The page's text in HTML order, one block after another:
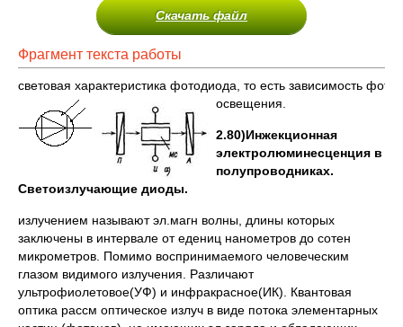
Скачать файл
Фрагмент текста работы
световая характеристика фотодиода, то есть зависимость
освещения.
2.80)Инжекционная
электролюминесценция в
полупроводниках.
Светоизлучающие диоды.
излучением называют эл.магн волны, длины которых
заключены в интервале от едениц нанометров до сотен
микрометров. Помимо воспринимаемого человеческим
глазом видимого излучения. Различают
ультрофиолетовое(УФ) и инфракрасное(ИК). Квантовая
оптика рассм оптическое излуч в виде потока элементарных